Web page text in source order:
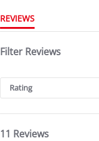
REVIEWS
Filter Reviews
Rating
11 Reviews